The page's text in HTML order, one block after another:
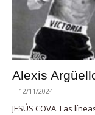
Alexis
- 12/11/2024
JESÚS COVA. Las